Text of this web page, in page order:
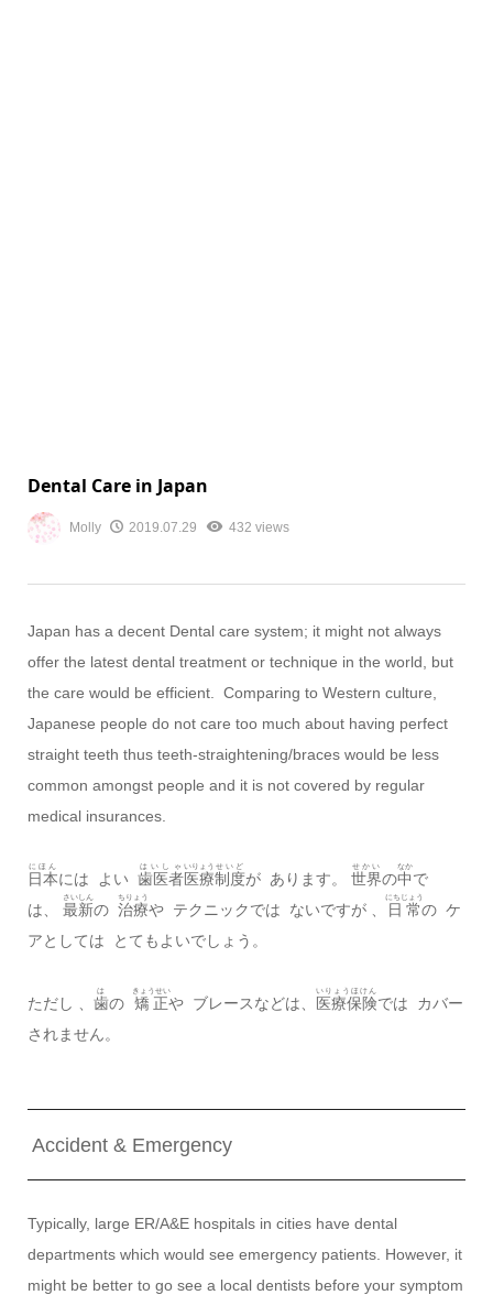
Dental Care in Japan
Molly 2019.07.29 432 views
Japan has a decent Dental care system; it might not always
offer the latest dental treatment or technique in the world, but
the care would be efficient. Comparing to Western culture,
Japanese people do not care too much about having perfect
straight teeth thus teeth-straightening/braces would be less
common amongst people and it is not covered by regular
medical insurances.
日本
にほん
には よい 歯医者
はいしゃ
医療
いりょう
制度
せいど
が あります。 世界
せかい
の中
なか
で
は、 最新
さいしん
の 治療
ちりょう
や テクニックでは ないですが 、 日常
にちじょう
の ケ
アとしては とてもよいでしょう。
ただし 、 歯
は
の 矯正
きょうせい
や ブレースなどは、 医療保険
いりょうほけん
では カバー
されません。
Accident & Emergency
Typically, large ER/A&E hospitals in cities have dental
departments which would see emergency patients. However, it
might be better to go see a local dentists before your symptom